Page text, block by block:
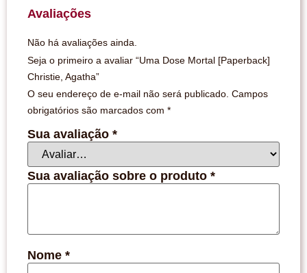
Avaliações
Não há avaliações ainda.
Seja o primeiro a avaliar “Uma Dose Mortal [Paperback]
Christie, Agatha”
O seu endereço de e-mail não será publicado. Campos
obrigatórios são marcados com *
Sua avaliação *
Sua avaliação sobre o produto *
Nome *